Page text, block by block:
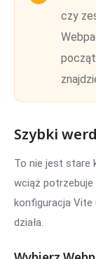
czy
Szybki
To nie jest stare
wciąż potrzebuje
konfiguracja Vite
działa.